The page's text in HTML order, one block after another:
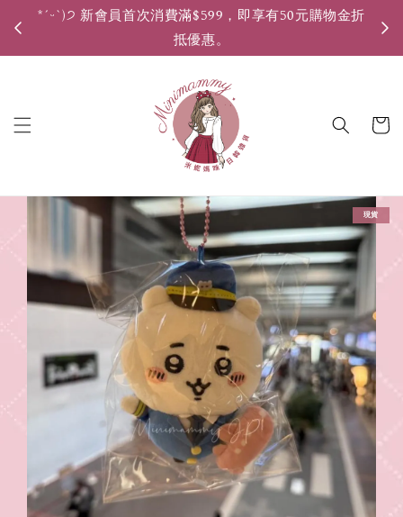
*ˊᵕˋ)੭ 新會員首次消費滿$599，即享有50元購物金折
抵優惠。
現貨